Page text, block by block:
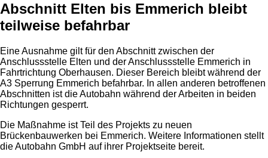
Abschnitt Elten bis Emmerich bleibt
teilweise befahrbar
Eine Ausnahme gilt für den Abschnitt zwischen der
Anschlussstelle Elten und der Anschlussstelle Emmerich in
Fahrtrichtung Oberhausen. Dieser Bereich bleibt während der
A3 Sperrung Emmerich befahrbar. In allen anderen betroffenen
Abschnitten ist die Autobahn während der Arbeiten in beiden
Richtungen gesperrt.
Die Maßnahme ist Teil des Projekts zu neuen
Brückenbauwerken bei Emmerich. Weitere Informationen stellt
die Autobahn GmbH auf ihrer Projektseite bereit.